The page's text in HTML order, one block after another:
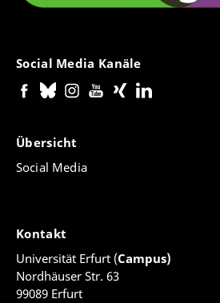
Social Media Kanäle
Übersicht
Social Media
Kontakt
Universität Erfurt (Campus)
Nordhäuser Str. 63
99089 Erfurt